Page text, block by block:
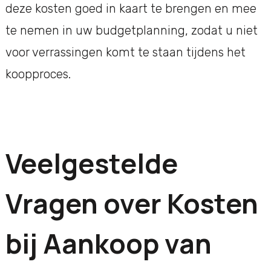
deze kosten goed in kaart te brengen en mee
te nemen in uw budgetplanning, zodat u niet
voor verrassingen komt te staan tijdens het
koopproces.
Veelgestelde
Vragen over Kosten
bij Aankoop van